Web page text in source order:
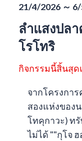
21/4/2026 ～
ลำแสงปล
โรโทริ
กิจกรรมนี้สิ้นสุด
จากโครงกา
สองแห่งของ
โทคุกาวะ) ท
ไม่ได้ ""กุโจ